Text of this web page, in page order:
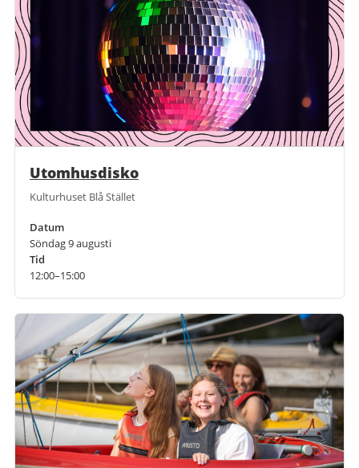
Utomhusdisko
Kulturhuset Blå Stället
Datum
Söndag 9 augusti
Tid
12:00–15:00